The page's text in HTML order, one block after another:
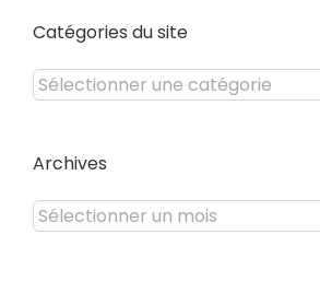
Catégories du site
Catégories
du
Archives
Archives